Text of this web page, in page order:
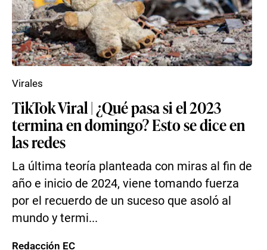
TikTok Viral | ¿Qué pasa si el 2023
termina en domingo? Esto se dice en
las redes
La última teoría planteada con miras al fin de
año e inicio de 2024, viene tomando fuerza
por el recuerdo de un suceso que asoló al
mundo y termi...
Virales
Redacción EC